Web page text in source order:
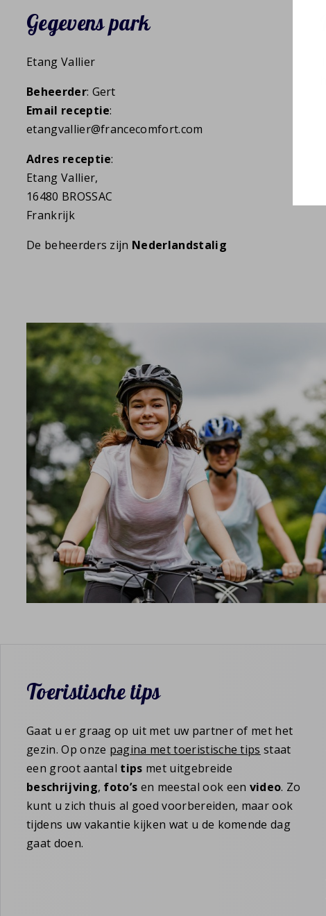
Gegevens park
Etang Vallier
Beheerder: Gert
Email receptie:
etangvallier@francecomfort.com
Adres receptie:
Etang Vallier,
16480 BROSSAC
Frankrijk
De beheerders zijn Nederlandstalig
Toeristische tips
Gaat u er graag op uit met uw partner of met het
gezin. Op onze pagina met toeristische tips staat
een groot aantal tips met uitgebreide
beschrijving, foto’s en meestal ook een video. Zo
kunt u zich thuis al goed voorbereiden, maar ook
tijdens uw vakantie kijken wat u de komende dag
gaat doen.